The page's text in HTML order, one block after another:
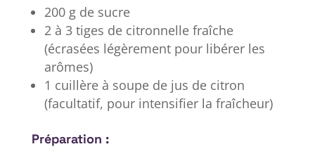
200 g de sucre
2 à 3 tiges de citronnelle fraîche
(écrasées légèrement pour libérer les
arômes)
1 cuillère à soupe de jus de citron
(facultatif, pour intensifier la fraîcheur)
Préparation :